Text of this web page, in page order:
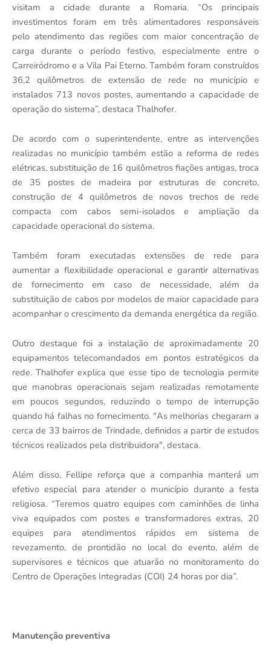
visitam a cidade durante a Romaria. “Os principais
investimentos foram em três alimentadores responsáveis
pelo atendimento das regiões com maior concentração de
carga durante o período festivo, especialmente entre o
Carreiródromo e a Vila Pai Eterno. Também foram construídos
36,2 quilômetros de extensão de rede no município e
instalados 713 novos postes, aumentando a capacidade de
operação do sistema”, destaca Thalhofer.
De acordo com o superintendente, entre as intervenções
realizadas no município também estão a reforma de redes
elétricas, substituição de 16 quilômetros fiações antigas, troca
de 35 postes de madeira por estruturas de concreto,
construção de 4 quilômetros de novos trechos de rede
compacta com cabos semi-isolados e ampliação da
capacidade operacional do sistema.
Também foram executadas extensões de rede para
aumentar a flexibilidade operacional e garantir alternativas
de fornecimento em caso de necessidade, além da
substituição de cabos por modelos de maior capacidade para
acompanhar o crescimento da demanda energética da região.
Outro destaque foi a instalação de aproximadamente 20
equipamentos telecomandados em pontos estratégicos da
rede. Thalhofer explica que esse tipo de tecnologia permite
que manobras operacionais sejam realizadas remotamente
em poucos segundos, reduzindo o tempo de interrupção
quando há falhas no fornecimento. "As melhorias chegaram a
cerca de 33 bairros de Trindade, definidos a partir de estudos
técnicos realizados pela distribuidora", destaca.
Além disso, Fellipe reforça que a companhia manterá um
efetivo especial para atender o município durante a festa
religiosa. “Teremos quatro equipes com caminhões de linha
viva equipados com postes e transformadores extras, 20
equipes para atendimentos rápidos em sistema de
revezamento, de prontidão no local do evento, além de
supervisores e técnicos que atuarão no monitoramento do
Centro de Operações Integradas (COI) 24 horas por dia”.
Manutenção preventiva